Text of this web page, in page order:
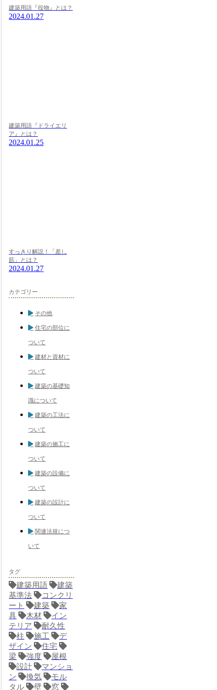
建築用語『役物』とは？
2024.01.27
建築用語『ドライエリ
ア』とは？
2024.01.25
すっきり解説！「差し
筋」とは？
2024.01.27
カテゴリー
その他
住宅の部位に
ついて
建材と資材に
ついて
建築の基礎知
識について
建築の工法に
ついて
建築の施工に
ついて
建築の設備に
ついて
建築の設計に
ついて
関連法規につ
いて
タグ
建築用語
建築
基準法
コンクリ
ート
建築
家
具
木材
イン
テリア
耐久性
柱
施工
デ
ザイン
住宅
梁
強度
屋根
設計
マンショ
ン
換気
モル
タル
壁 窓